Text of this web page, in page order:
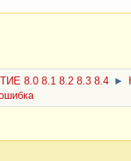
8.0 8.1 8.2 8.3 8.4 ►